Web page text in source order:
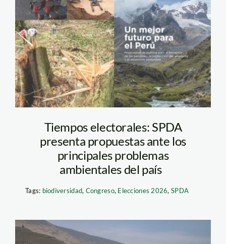
propuestas-de-las-
SPDA—elecciones-
2026
Tiempos electorales: SPDA
presenta propuestas ante los
principales problemas
ambientales del país
Tags: biodiversidad, Congreso, Elecciones 2026, SPDA